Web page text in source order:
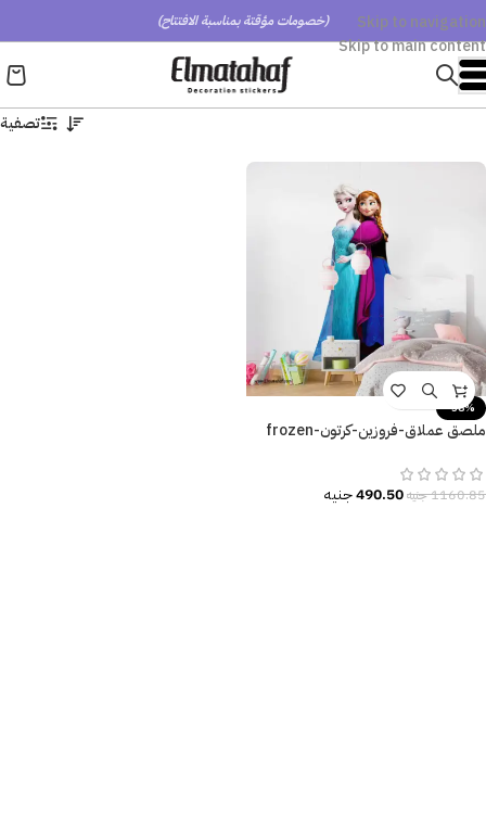
Skip to navigation
Skip to main content
(خصومات مؤقتة بمناسبة الافتتاح)
تصفية
-58%
ملصق عملاق-فروزين-كرتون-frozen
1160.85جنيه490.50جنيه